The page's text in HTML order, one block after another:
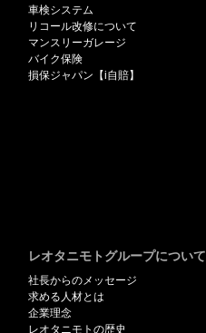
車検システム
リコール改修について
マンスリーガレージ
バイク保険
損保ジャパン【i自賠】
レオタニモトグループについて
社長からのメッセージ
求める人材とは
企業理念
レオタニモトの歴史